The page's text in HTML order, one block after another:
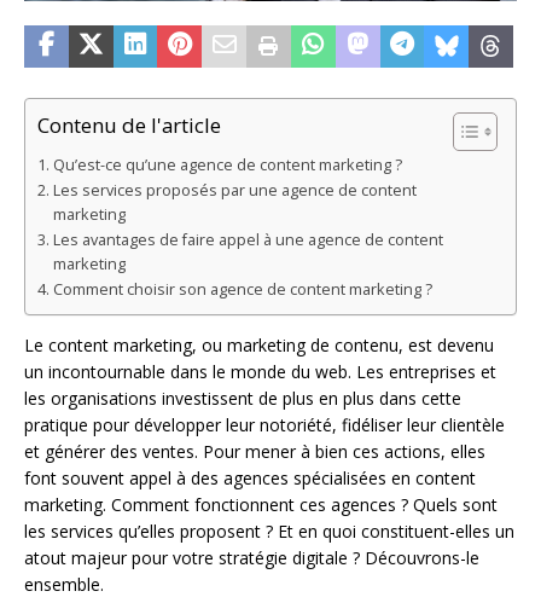
Contenu de l'article
Qu’est-ce qu’une agence de content marketing ?
Les services proposés par une agence de content
marketing
Les avantages de faire appel à une agence de content
marketing
Comment choisir son agence de content marketing ?
Le content marketing, ou marketing de contenu, est devenu
un incontournable dans le monde du web. Les entreprises et
les organisations investissent de plus en plus dans cette
pratique pour développer leur notoriété, fidéliser leur clientèle
et générer des ventes. Pour mener à bien ces actions, elles
font souvent appel à des agences spécialisées en content
marketing. Comment fonctionnent ces agences ? Quels sont
les services qu’elles proposent ? Et en quoi constituent-elles un
atout majeur pour votre stratégie digitale ? Découvrons-le
ensemble.